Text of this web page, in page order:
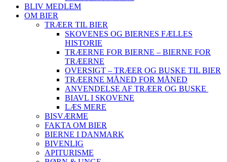
BLIV MEDLEM
OM BIER
TRÆER TIL BIER
SKOVENES OG BIERNES FÆLLES
HISTORIE
TRÆERNE FOR BIERNE – BIERNE FOR
TRÆERNE
OVERSIGT – TRÆER OG BUSKE TIL BIER
TRÆERNE MÅNED FOR MÅNED
ANVENDELSE AF TRÆER OG BUSKE
BIAVL I SKOVENE
LÆS MERE
BISVÆRME
FAKTA OM BIER
BIERNE I DANMARK
BIVENLIG
APITURISME